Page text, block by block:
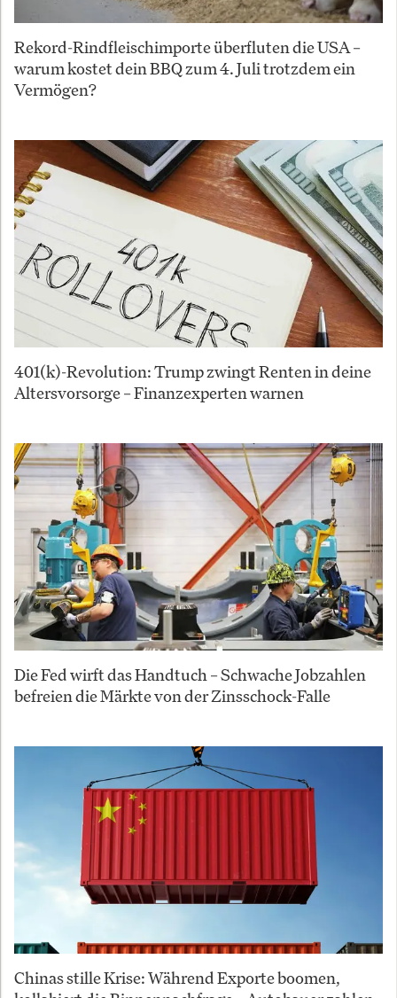
Rekord-Rindfleischimporte überfluten die USA –
warum kostet dein BBQ zum 4. Juli trotzdem ein
Vermögen?
401(k)-Revolution: Trump zwingt Renten in deine
Altersvorsorge – Finanzexperten warnen
Die Fed wirft das Handtuch – Schwache Jobzahlen
befreien die Märkte von der Zinsschock-Falle
Chinas stille Krise: Während Exporte boomen,